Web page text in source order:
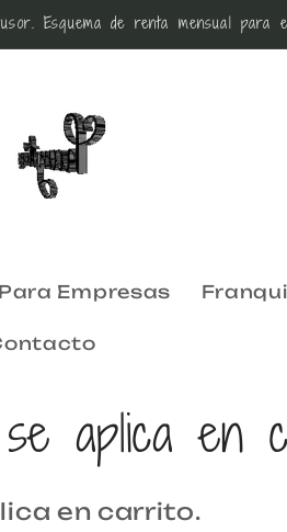
Esquema de renta mensual para
Para Empresas
se aplica en
en carrito.